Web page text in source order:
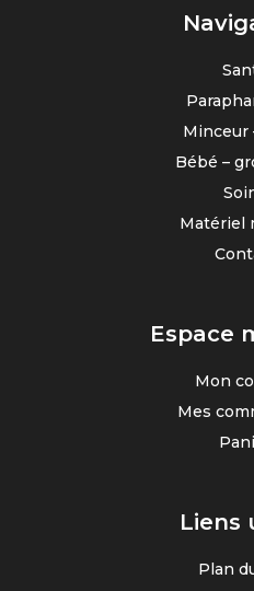
Minceur
Bébé –
Matériel
Espace
Mon
Mes
Liens
Plan